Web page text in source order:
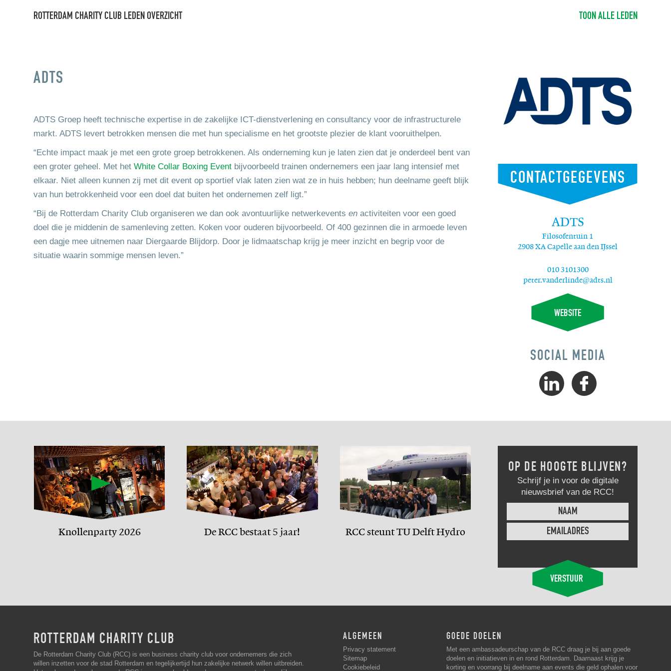
ROTTERDAM CHARITY CLUB LEDEN OVERZICHT TOON ALLE LEDEN
ADTS
ADTS Groep heeft technische expertise in de zakelijke ICT-dienstverlening en consultancy voor de infrastructurele
markt. ADTS levert betrokken mensen die met hun specialisme en het grootste plezier de klant vooruithelpen.
“Echte impact maak je met een grote groep betrokkenen. Als onderneming kun je laten zien dat je onderdeel bent van
een groter geheel. Met het White Collar Boxing Event bijvoorbeeld trainen ondernemers een jaar lang intensief met
elkaar. Niet alleen kunnen zij met dit event op sportief vlak laten zien wat ze in huis hebben; hun deelname geeft blijk
van hun betrokkenheid voor een doel dat buiten het ondernemen zelf ligt.”
“Bij de Rotterdam Charity Club organiseren we dan ook avontuurlijke netwerkevents en activiteiten voor een goed
doel die je middenin de samenleving zetten. Koken voor ouderen bijvoorbeeld. Of 400 gezinnen die in armoede leven
een dagje mee uitnemen naar Diergaarde Blijdorp. Door je lidmaatschap krijg je meer inzicht en begrip voor de
situatie waarin sommige mensen leven.”
CONTACTGEGEVENS
ADTS
Filosofentuin 1
2908 XA Capelle aan den IJssel
010 3101300
peter.vanderlinde@adts.nl
WEBSITE
SOCIAL MEDIA
Volg
ADTS
Volg
ADTS
Knollenparty 2026 De RCC bestaat 5 jaar!
RCC steunt TU Delft Hydro
OP DE HOOGTE BLIJVEN?
Schrijf je in voor de digitale
nieuwsbrief van de RCC!
ROTTERDAM CHARITY CLUB
De Rotterdam Charity Club (RCC) is een business charity club voor ondernemers die zich
willen inzetten voor de stad Rotterdam en tegelijkertijd hun zakelijke netwerk willen uitbreiden.
ALGEMEEN
Privacy statement
Sitemap
Cookiebeleid
GOEDE DOELEN
Met een ambassadeurschap van de RCC draag je bij aan goede
doelen en initiatieven in en rond Rotterdam. Daarnaast krijg je
korting en voorrang bij deelname aan events die geld ophalen voor